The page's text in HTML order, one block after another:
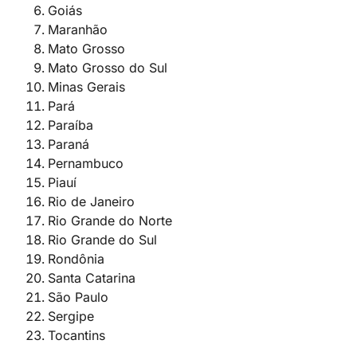
Goiás
Maranhão
Mato Grosso
Mato Grosso do Sul
Minas Gerais
Pará
Paraíba
Paraná
Pernambuco
Piauí
Rio de Janeiro
Rio Grande do Norte
Rio Grande do Sul
Rondônia
Santa Catarina
São Paulo
Sergipe
Tocantins